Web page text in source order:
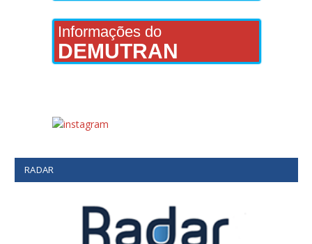
Informações do
DEMUTRAN
RADAR